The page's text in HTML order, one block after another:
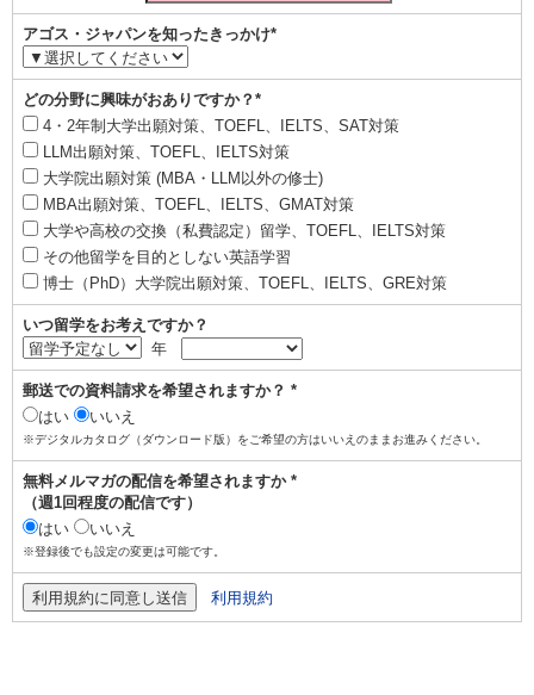
アゴス・ジャパンを知ったきっかけ*
どの分野に興味がおありですか？*
4・2年制大学出願対策、TOEFL、IELTS、SAT対策
LLM出願対策、TOEFL、IELTS対策
大学院出願対策 (MBA・LLM以外の修士)
MBA出願対策、TOEFL、IELTS、GMAT対策
大学や高校の交換（私費認定）留学、TOEFL、IELTS対策
その他留学を目的としない英語学習
博士（PhD）大学院出願対策、TOEFL、IELTS、GRE対策
いつ留学をお考えですか？
年
郵送での資料請求を希望されますか？ *
はい
いいえ
※デジタルカタログ（ダウンロード版）をご希望の方はいいえのままお進みください。
無料メルマガの配信を希望されますか *
（週1回程度の配信です）
はい
いいえ
※登録後でも設定の変更は可能です。
利用規約